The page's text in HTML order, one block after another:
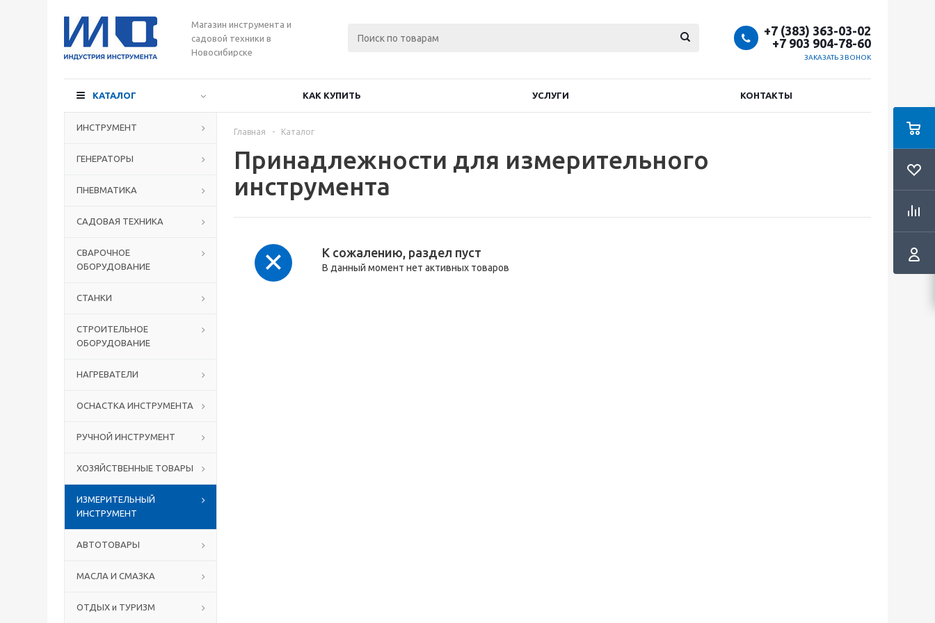
Магазин инструмента и
садовой техники в
Новосибирске
+7 (383) 363-03-02
+7 903 904-78-60
ЗАКАЗАТЬ ЗВОНОК
КАТАЛОГ КАК КУПИТЬ УСЛУГИ КОНТАКТЫ
ИНСТРУМЕНТ
ГЕНЕРАТОРЫ
ПНЕВМАТИКА
САДОВАЯ ТЕХНИКА
СВАРОЧНОЕ
ОБОРУДОВАНИЕ
СТАНКИ
СТРОИТЕЛЬНОЕ
ОБОРУДОВАНИЕ
НАГРЕВАТЕЛИ
ОСНАСТКА ИНСТРУМЕНТА
РУЧНОЙ ИНСТРУМЕНТ
ХОЗЯЙСТВЕННЫЕ ТОВАРЫ
ИЗМЕРИТЕЛЬНЫЙ
ИНСТРУМЕНТ
АВТОТОВАРЫ
МАСЛА И СМАЗКА
ОТДЫХ и ТУРИЗМ
Главная - Каталог
Принадлежности для измерительного
инструмента
К сожалению, раздел пуст
В данный момент нет активных товаров